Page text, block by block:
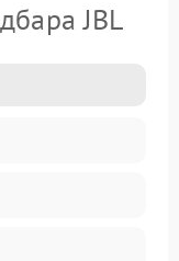
JBL